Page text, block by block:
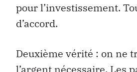
pour l’investissement.
d’accord.
Deuxième vérité : on ne
l’argent nécessaire. Les